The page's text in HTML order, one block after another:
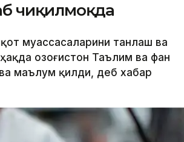
чиқилмоқда
муассасаларини танлаш ва
Қозоғистон Таълим ва фан
маълум қилди, деб хабар